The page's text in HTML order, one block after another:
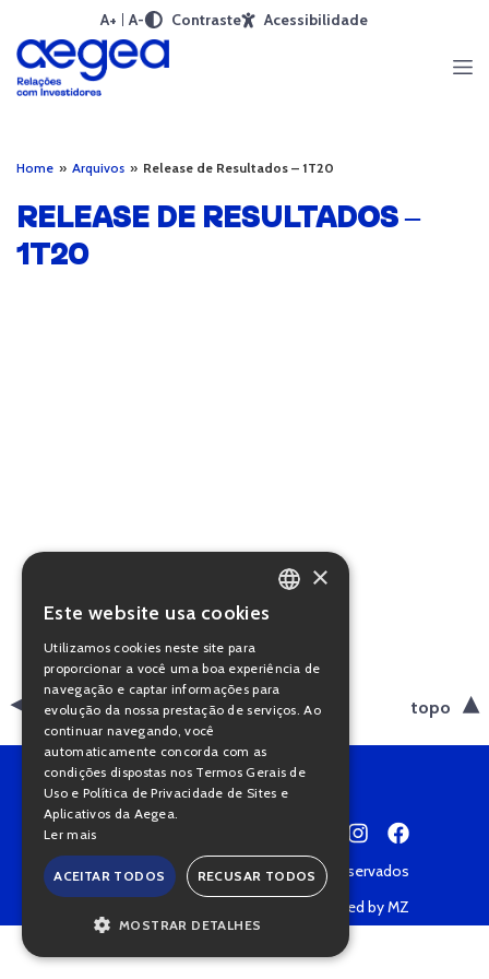
A+ A- Contraste Acessibilidade
Home » Arquivos » Release de Resultados – 1T20
RELEASE DE RESULTADOS –
1T20
voltar topo
Copyright © 2022 • Todos os direitos reservados
Powered by MZ
PORTUGUESE
×
Este website usa cookies
Utilizamos cookies neste site para
proporcionar a você uma boa experiência de
navegação e captar informações para
evolução da nossa prestação de serviços. Ao
continuar navegando, você
automaticamente concorda com as
condições dispostas nos Termos Gerais de
Uso e Política de Privacidade de Sites e
Aplicativos da Aegea.
Ler mais
ACEITAR TODOS RECUSAR TODOS
MOSTRAR DETALHES